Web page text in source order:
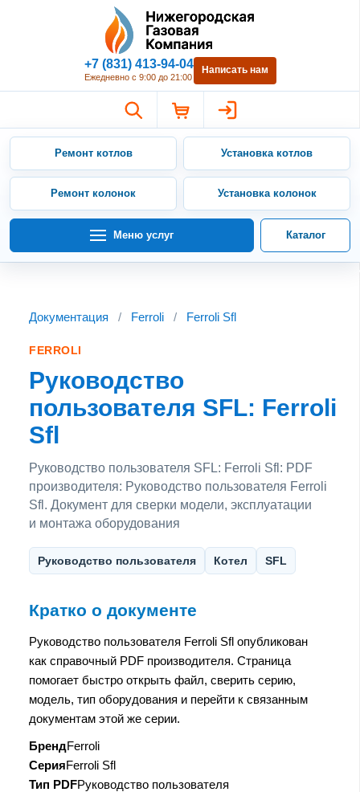
Нижегородская Газовая
+7 (831) 413-94-04
Ежедневно с 9:00 до 21:00
Написать нам
Ремонт котлов Установка котлов
Ремонт колонок Установка колонок
Меню услуг Каталог
Документация / Ferroli / Ferroli Sfl
FERROLI
Руководство
пользователя SFL: Ferroli
Sfl
Руководство пользователя SFL: Ferroli Sfl: PDF
производителя: Руководство пользователя Ferroli
Sfl. Документ для сверки модели, эксплуатации
и монтажа оборудования
Руководство пользователя Котел SFL
Кратко о документе
Руководство пользователя Ferroli Sfl опубликован
как справочный PDF производителя. Страница
помогает быстро открыть файл, сверить серию,
модель, тип оборудования и перейти к связанным
документам этой же серии.
БрендFerroli
СерияFerroli Sfl
Тип PDFРуководство пользователя